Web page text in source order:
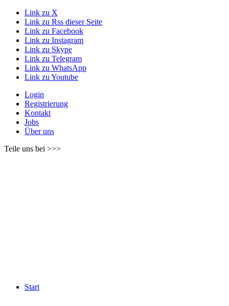
Link zu X
Link zu Rss dieser Seite
Link zu Facebook
Link zu Instagram
Link zu Skype
Link zu Telegram
Link zu WhatsApp
Link zu Youtube
Login
Registrierung
Kontakt
Jobs
Über uns
Teile uns bei >>>
Start